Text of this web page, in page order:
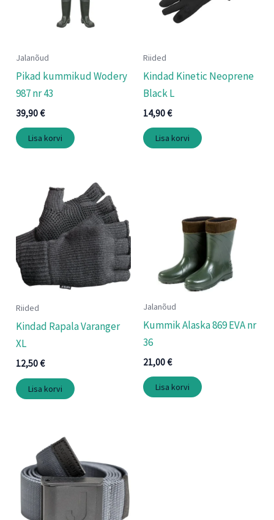
Jalanõud
Pikad kummikud Wodery
987 nr 43
39,90€
Lisa korvi
Riided
Kindad Kinetic Neoprene
Black L
14,90€
Lisa korvi
Riided
Kindad Rapala Varanger
XL
12,50€
Lisa korvi
Jalanõud
Kummik Alaska 869 EVA nr
36
21,00€
Lisa korvi